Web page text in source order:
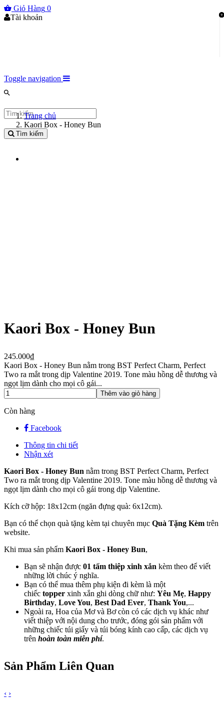
Giỏ Hàng 0
Tài khoản
Toggle navigation
Tìm kiếm
Trang chủ
Kaori Box - Honey Bun
Kaori Box - Honey Bun
245.000₫
Kaori Box - Honey Bun nằm trong BST Perfect Charm, Perfect
Two ra mắt trong dịp Valentine 2019. Tone màu hồng dễ thương và
ngọt lịm dành cho mọi cô gái...
Thêm vào giỏ hàng
Còn hàng
Facebook
Thông tin chi tiết
Nhận xét
Kaori Box - Honey Bun nằm trong BST Perfect Charm, Perfect
Two ra mắt trong dịp Valentine 2019. Tone màu hồng dễ thương và
ngọt lịm dành cho mọi cô gái trong dịp Valentine.
Kích cỡ hộp: 18x12cm (ngăn đựng quà: 6x12cm).
Bạn có thể chọn quà tặng kèm tại chuyên mục Quà Tặng Kèm trên
website.
Khi mua sản phẩm Kaori Box - Honey Bun,
Bạn sẽ nhận được 01 tấm thiệp xinh xắn kèm theo để viết
những lời chúc ý nghĩa.
Bạn có thể mua thêm phụ kiện đi kèm là một
chiếc topper xinh xắn ghi dòng chữ như: Yêu Mẹ, Happy
Birthday, Love You, Best Dad Ever, Thank You,...
Ngoài ra, Hoa của Mơ và Bơ còn có các dịch vụ khác như
viết thiệp với nội dung cho trước, đóng gói sản phẩm với
những chiếc túi giấy và túi bóng kính cao cấp, các dịch vụ
trên hoàn toàn miễn phí.
Sản Phẩm Liên Quan
‹ ›